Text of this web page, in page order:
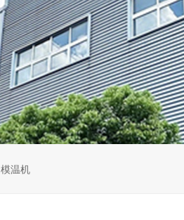
模温机